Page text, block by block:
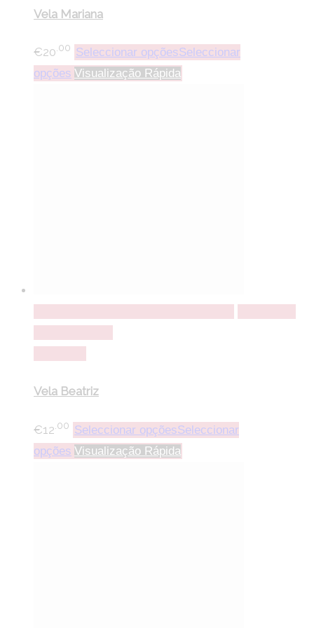
Vela Mariana
€20.00 Seleccionar opçõesSeleccionar
opções Visualização Rápida
Vela Beatriz
€12 .00 Seleccionar opçõesSeleccionar
opções Visualização Rápida